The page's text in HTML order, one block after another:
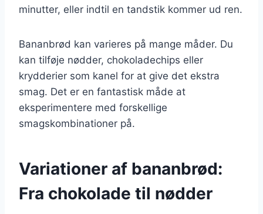
minutter, eller indtil en tandstik kommer ud ren.
Bananbrød kan varieres på mange måder. Du
kan tilføje nødder, chokoladechips eller
krydderier som kanel for at give det ekstra
smag. Det er en fantastisk måde at
eksperimentere med forskellige
smagskombinationer på.
Variationer af bananbrød:
Fra chokolade til nødder